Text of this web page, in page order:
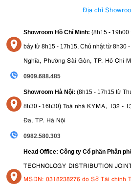
Địa chỉ
Showroom Hồ Chí Minh: (8h15 - 19h00
bảy từ 8h15 - 17h15, Chủ nhật từ 8h30
Nghĩa, Phường Sài Gòn, TP. Hồ Chí
0909.688.485
Showroom Hà Nội: (8h15 - 17h15 từ
8h30 - 16h30) Toà nhà KYMA, 132 -
Đa, TP. Hà Nội
0982.580.303
Head Office: Công ty Cổ phần Phân
TECHNOLOGY DISTRIBUTION
MSDN: 0318238276 do Sở Tài chính